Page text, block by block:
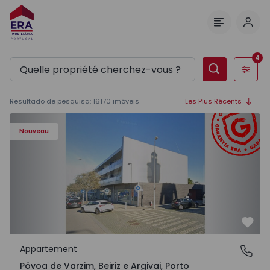
Filtres
4
Resultado de pesquisa: 16170 imóveis Les Plus Récents
Nouveau
Appartement T3 Póvoa de Varzim, Póvoa de Varzim,
Póvoa de Varzim, Beiriz e Argivai, Porto
Appartement
Póvoa de Varzim, Beiriz e Argivai, Porto